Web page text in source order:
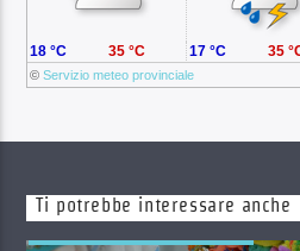
©Servizio meteo provinciale
18 °C 35 °C 17 °C 35
Ti potrebbe interessare anche